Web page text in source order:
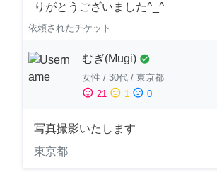
りがとうございました^_^
依頼されたチケット
むぎ(Mugi) check_circle
女性 / 30代 / 東京都
sentiment_satisfied 21 sentiment_neutral 1 sentiment_dissatisfied 0
写真撮影いたします
東京都